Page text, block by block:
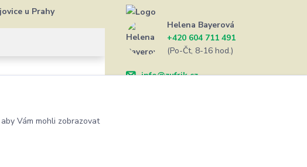
u Prahy
Helena Bayerová
+420 604 711 491
(Po-Čt, 8-16 hod.)
info@zufrik.cz
Vám mohli zobrazovat